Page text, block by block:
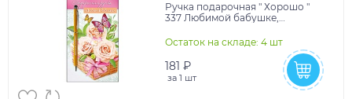
Ручка подарочная " Хорошо "
337 Любимой бабушке,
лаке, со стилусом
Остаток на складе: 4 шт
181 ₽
за 1 шт